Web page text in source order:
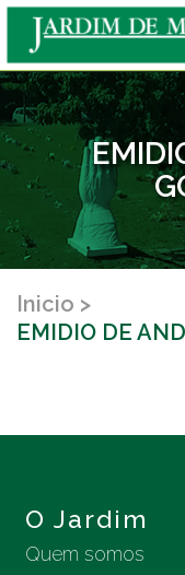
Inicio
EMIDIO DE
O Jardim
Quem somos